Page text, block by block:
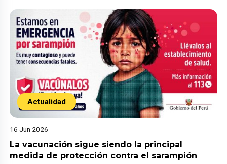
Actualidad
16 Jun 2026
La vacunación sigue siendo la principal
medida de protección contra el sarampión